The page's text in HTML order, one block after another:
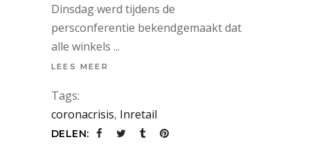
Dinsdag werd tijdens de
persconferentie bekendgemaakt dat
alle winkels
LEES MEER
Tags:
coronacrisis, Inretail
DELEN: